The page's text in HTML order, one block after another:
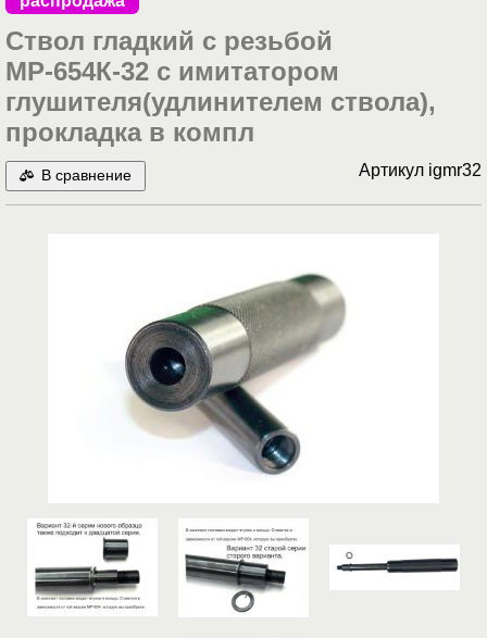
Ствол гладкий с резьбой
МР-654К-32 с имитатором
глушителя(удлинителем ствола),
прокладка в компл
В сравнение Артикул igmr32